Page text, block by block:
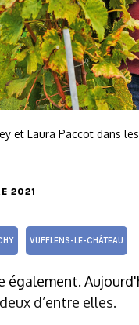
et Laura Paccot dans
2021
VUFFLENS-LE-CHÂTEAU
d’entre elles.